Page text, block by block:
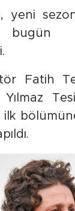
yeni sezon
bugün
Fatih